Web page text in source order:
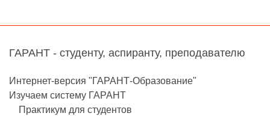
ГАРАНТ - студенту, аспиранту, преподавателю
Интернет-версия "ГАРАНТ-Образование"
Изучаем систему ГАРАНТ
Практикум для студентов